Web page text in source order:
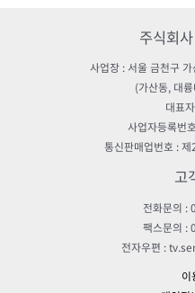
주식회
사업장 : 서울 금천구
(가산동, 대
대표
사업자등록번
통신판매업번호 :
고
전화문의
팩스문의 :
전자우편 :
이